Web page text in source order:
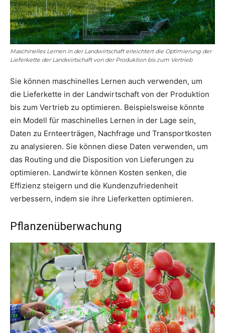
Maschinelles Lernen in der Landwirtschaft erleichtert die Optimierung der
Lieferkette der Landwirtschaft von der Produktion bis zum Vertrieb
Sie können maschinelles Lernen auch verwenden, um
die Lieferkette in der Landwirtschaft von der Produktion
bis zum Vertrieb zu optimieren. Beispielsweise könnte
ein Modell für maschinelles Lernen in der Lage sein,
Daten zu Ernteerträgen, Nachfrage und Transportkosten
zu analysieren. Sie können diese Daten verwenden, um
das Routing und die Disposition von Lieferungen zu
optimieren. Landwirte können Kosten senken, die
Effizienz steigern und die Kundenzufriedenheit
verbessern, indem sie ihre Lieferketten optimieren.
Pflanzenüberwachung